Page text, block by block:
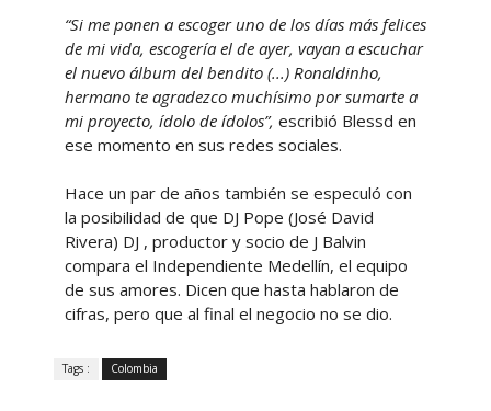
“Si me ponen a escoger uno de los días más felices
de mi vida, escogería el de ayer, vayan a escuchar
el nuevo álbum del bendito (...) Ronaldinho,
hermano te agradezco muchísimo por sumarte a
mi proyecto, ídolo de ídolos”, escribió Blessd en
ese momento en sus redes sociales.
Hace un par de años también se especuló con
la posibilidad de que DJ Pope (José David
Rivera) DJ , productor y socio de J Balvin
compara el Independiente Medellín, el equipo
de sus amores. Dicen que hasta hablaron de
cifras, pero que al final el negocio no se dio.
Tags : Colombia